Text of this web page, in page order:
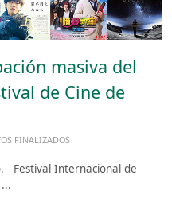
masiva del
de Cine de
FINALIZADOS
Festival Internacional de